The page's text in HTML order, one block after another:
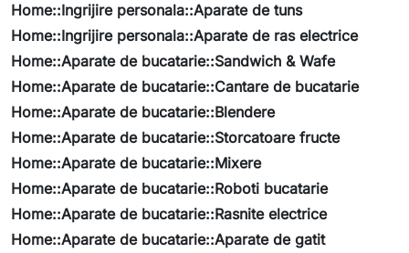
Home::Ingrijire personala::Aparate de tuns
Home::Ingrijire personala::Aparate de ras electrice
Home::Aparate de bucatarie::Sandwich & Wafe
Home::Aparate de bucatarie::Cantare de bucatarie
Home::Aparate de bucatarie::Blendere
Home::Aparate de bucatarie::Storcatoare fructe
Home::Aparate de bucatarie::Mixere
Home::Aparate de bucatarie::Roboti bucatarie
Home::Aparate de bucatarie::Rasnite electrice
Home::Aparate de bucatarie::Aparate de gatit